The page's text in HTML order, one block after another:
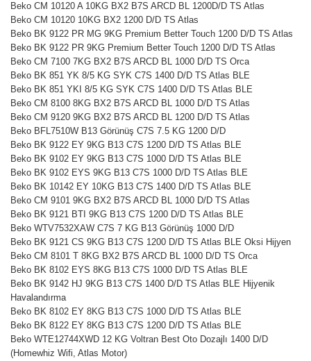
Beko CM 10120 A 10KG BX2 B7S ARCD BL 1200D/D TS Atlas
Beko CM 10120 10KG BX2 1200 D/D TS Atlas
Beko BK 9122 PR MG 9KG Premium Better Touch 1200 D/D TS Atlas
Beko BK 9122 PR 9KG Premium Better Touch 1200 D/D TS Atlas
Beko CM 7100 7KG BX2 B7S ARCD BL 1000 D/D TS Orca
Beko BK 851 YK 8/5 KG SYK C7S 1400 D/D TS Atlas BLE
Beko BK 851 YKI 8/5 KG SYK C7S 1400 D/D TS Atlas BLE
Beko CM 8100 8KG BX2 B7S ARCD BL 1000 D/D TS Atlas
Beko CM 9120 9KG BX2 B7S ARCD BL 1200 D/D TS Atlas
Beko BFL7510W B13 Görünüş C7S 7.5 KG 1200 D/D
Beko BK 9122 EY 9KG B13 C7S 1200 D/D TS Atlas BLE
Beko BK 9102 EY 9KG B13 C7S 1000 D/D TS Atlas BLE
Beko BK 9102 EYS 9KG B13 C7S 1000 D/D TS Atlas BLE
Beko BK 10142 EY 10KG B13 C7S 1400 D/D TS Atlas BLE
Beko CM 9101 9KG BX2 B7S ARCD BL 1000 D/D TS Atlas
Beko BK 9121 BTI 9KG B13 C7S 1200 D/D TS Atlas BLE
Beko WTV7532XAW C7S 7 KG B13 Görünüş 1000 D/D
Beko BK 9121 CS 9KG B13 C7S 1200 D/D TS Atlas BLE Oksi Hijyen
Beko CM 8101 T 8KG BX2 B7S ARCD BL 1000 D/D TS Orca
Beko BK 8102 EYS 8KG B13 C7S 1000 D/D TS Atlas BLE
Beko BK 9142 HJ 9KG B13 C7S 1400 D/D TS Atlas BLE Hijyenik
Havalandırma
Beko BK 8102 EY 8KG B13 C7S 1000 D/D TS Atlas BLE
Beko BK 8122 EY 8KG B13 C7S 1200 D/D TS Atlas BLE
Beko WTE12744XWD 12 KG Voltran Best Oto Dozajlı 1400 D/D
(Homewhiz Wifi, Atlas Motor)